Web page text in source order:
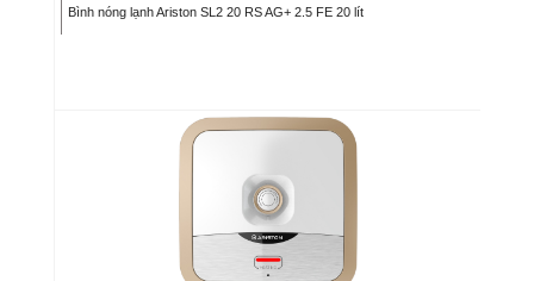
Bình nóng lạnh Ariston SL2 20 RS AG+ 2.5 FE 20 lít